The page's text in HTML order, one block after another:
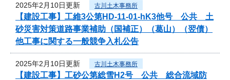
2025年2月10日更新 古川土木事務所
【建設工事】工維3公第HD-11-01-hK3他号 公共 土
砂災害対策道路事業補助（国補正）（葛山）（翌債）
他工事に関する一般競争入札公告
2025年2月10日更新 古川土木事務所
【建設工事】工砂公第総雪H2号 公共 総合流域防